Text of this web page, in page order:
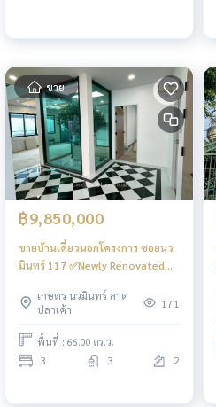
ขาย
฿9,850,000
ขายบ้านเดี่ยวนอกโครงการ ซอยนว
มินทร์ 117 ✅Newly Renovated
เข้าอยู่เกษตร นวมินทร์ ลาด
ปลาเค้า
171
พื้นที่ : 66.00 ตร.ว.
3 3 2